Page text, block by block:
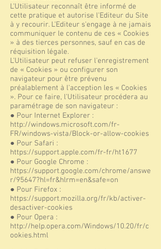
L'Utilisateur reconnaît être informé de
cette pratique et autorise l'Editeur du Site
à y recourir. L'Editeur s'engage à ne jamais
communiquer le contenu de ces « Cookies
» à des tierces personnes, sauf en cas de
réquisition légale.
L'Utilisateur peut refuser l'enregistrement
de « Cookies » ou configurer son
navigateur pour être prévenu
préalablement à l'acception les « Cookies
». Pour ce faire, l'Utilisateur procédera au
paramétrage de son navigateur :
● Pour Internet Explorer :
http://windows.microsoft.com/fr-
FR/windows-vista/Block-or-allow-cookies
● Pour Safari :
https://support.apple.com/fr-fr/ht1677
● Pour Google Chrome :
https://support.google.com/chrome/answe
r/95647?hl=fr&hlrm=en&safe=on
● Pour Firefox :
https://support.mozilla.org/fr/kb/activer-
desactiver-cookies
● Pour Opera :
http://help.opera.com/Windows/10.20/fr/c
ookies.html